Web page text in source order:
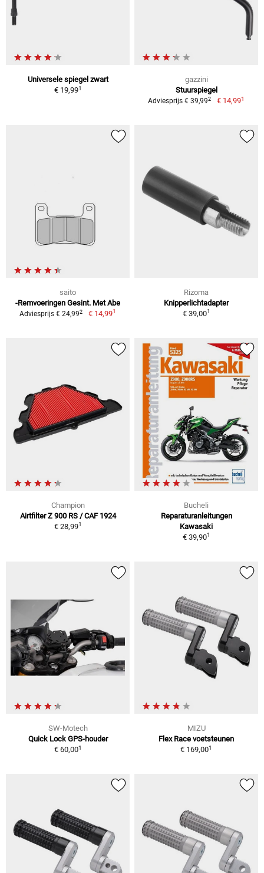
Universele spiegel zwart
€ 19,991
gazzini
Stuurspiegel
Adviesprijs € 39,992 € 14,991
saito
-Remvoeringen Gesint. Met Abe
Adviesprijs € 24,992 € 14,991
Rizoma
Knipperlichtadapter
€ 39,001
Champion
Airtfilter Z 900 RS / CAF 1924
€ 28,991
Bucheli
Reparaturanleitungen
Kawasaki
€ 39,901
SW-Motech
Quick Lock GPS-houder
€ 60,001
MIZU
Flex Race voetsteunen
€ 169,001